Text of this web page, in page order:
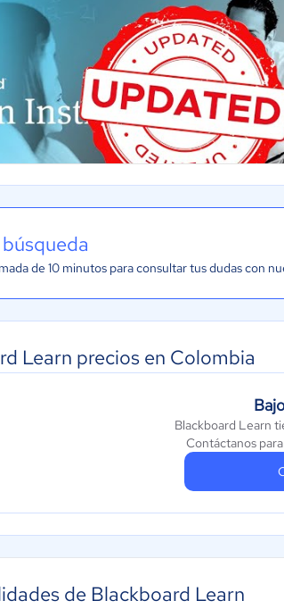
de 10 minutos para consultar tus dudas con
Learn precios en Colombia
Blackboard Learn
Contáctanos
de Blackboard Learn